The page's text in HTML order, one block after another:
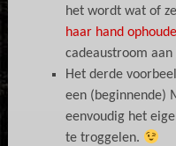
het wordt wat of
haar hand
cadeaustroom
Het derde
een (beginnende)
eenvoudig het
te troggelen.